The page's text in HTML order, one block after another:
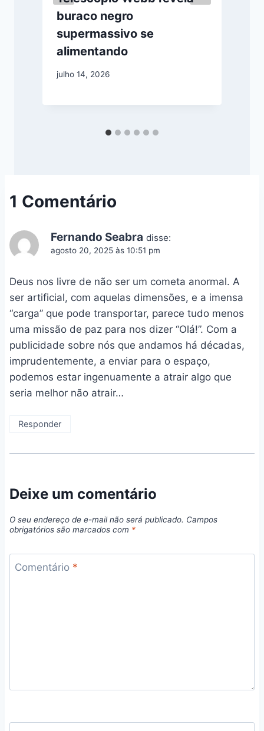
buraco negro
supermassivo se
alimentando
julho 14, 2026
1 Comentário
Fernando Seabra disse:
agosto 20, 2025 às 10:51 pm
Deus nos livre de não ser um cometa anormal. A
ser artificial, com aquelas dimensões, e a imensa
“carga” que pode transportar, parece tudo menos
uma missão de paz para nos dizer “Olá!”. Com a
publicidade sobre nós que andamos há décadas,
imprudentemente, a enviar para o espaço,
podemos estar ingenuamente a atrair algo que
seria melhor não atrair…
Responder
Deixe um comentário
O seu endereço de e-mail não será publicado. Campos
obrigatórios são marcados com *
Comentário *